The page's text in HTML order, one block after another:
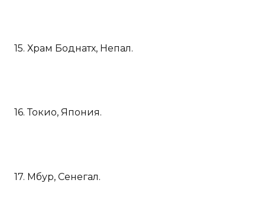
15. Храм Боднатх, Непал.
16. Токио, Япония.
17. Мбур, Сенегал.